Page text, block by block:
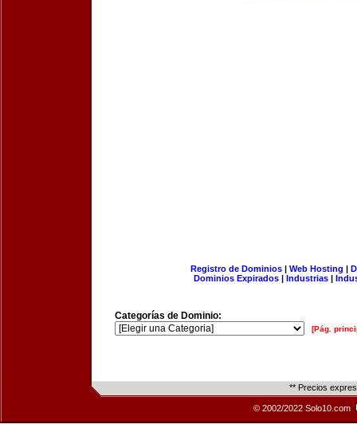
Registro de Dominios| Web Hosting |
Dominios Expirados | Industrias |
Categorías de Dominio:
[Pág.
** Precios
© 2002/2022 Solo10.com